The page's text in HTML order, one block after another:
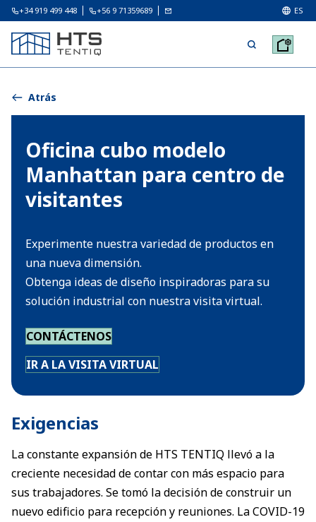
+34 919 499 448 +56 9 71359689 ES
Atrás
Oficina cubo modelo
Manhattan para centro de
visitantes
Experimente nuestra variedad de productos en
una nueva dimensión.
Obtenga ideas de diseño inspiradoras para su
solución industrial con nuestra visita virtual.
CONTÁCTENOS
IR A LA VISITA VIRTUAL
Exigencias
La constante expansión de HTS TENTIQ llevó a la
creciente necesidad de contar con más espacio para
sus trabajadores. Se tomó la decisión de construir un
nuevo edificio para recepción y reuniones. La COVID-19